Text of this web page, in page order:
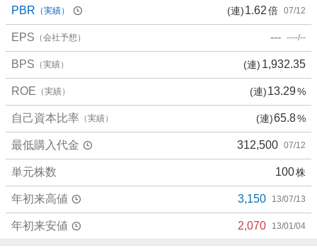
子
見
4
0
%
、
り
た
い
1
0
%
、
強
く
PBR （実績） (連)1.62倍 07/12
EPS （会社予想） --- ----/--
BPS （実績） (連) 1,932.35
ROE （実績） (連)13.29%
自己資本比率 （実績） (連)65.8%
最低購入代金 312,500 07/12
単元株数 100株
年初来高値 3,150 13/07/13
年初来安値 2,070 13/01/04